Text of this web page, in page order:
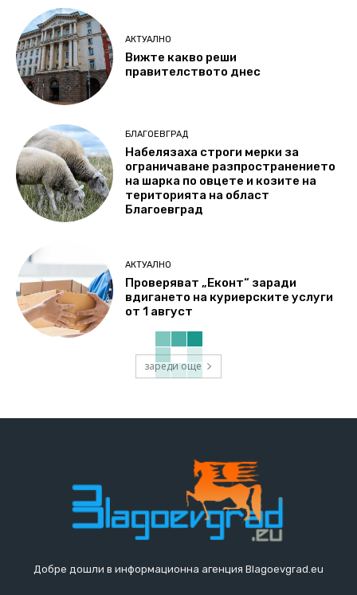
АКТУАЛНО
Вижте какво реши
правителството днес
БЛАГОЕВГРАД
Набелязаха строги мерки за
ограничаване разпространението
на шарка по овцете и козите на
територията на област
Благоевград
АКТУАЛНО
Проверяват „Еконт“ заради
вдигането на куриерските услуги
от 1 август
зареди още
Добре дошли в информационна агенция Blagoevgrad.eu